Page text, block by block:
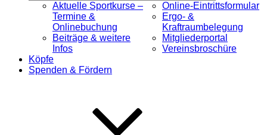
Aktuelle Sportkurse –
Termine &
Onlinebuchung
Beiträge & weitere
Infos
Online-Eintrittsformular
Ergo- &
Kraftraumbelegung
Mitgliederportal
Vereinsbroschüre
Köpfe
Spenden & Fördern